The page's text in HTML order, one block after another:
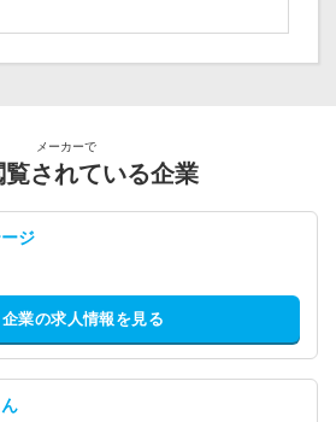
メーカーで
覧されている企業
ジ
企業の求人情報を見る